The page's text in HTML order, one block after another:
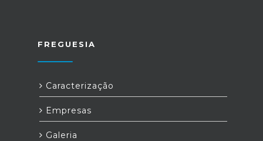
FREGUESIA
Caracterização
Empresas
Galeria